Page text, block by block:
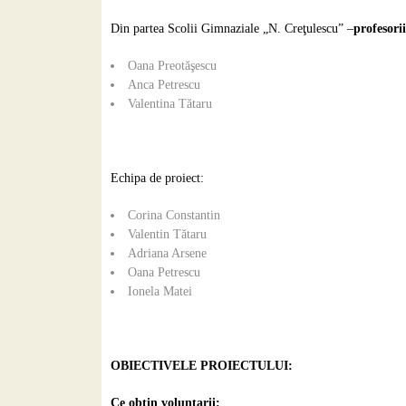
Din partea Scolii Gimnaziale „N. Creţulescu” –
Oana Preotăşescu
Anca Petrescu
Valentina Tătaru
Echipa de proiect:
Corina Constantin
Valentin Tătaru
Adriana Arsene
Oana Petrescu
Ionela Matei
OBIECTIVELE PROIECTULUI:
Ce obțin voluntarii: